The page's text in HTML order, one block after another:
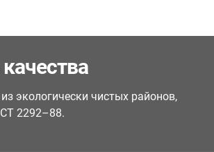
экологически чистых районов,
2292–88.